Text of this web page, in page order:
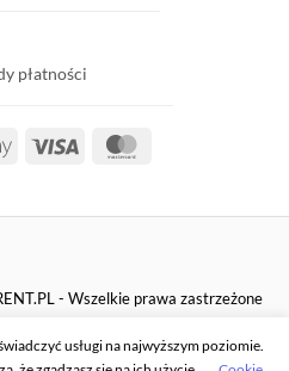
płatności
Apple
Visa
- Wszelkie prawa zastrzeżone
usługi na najwyższym poziomie.